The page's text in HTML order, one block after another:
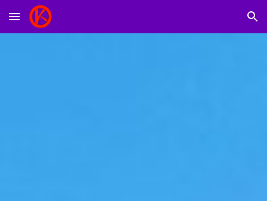
Skip to main content Skip to navigation